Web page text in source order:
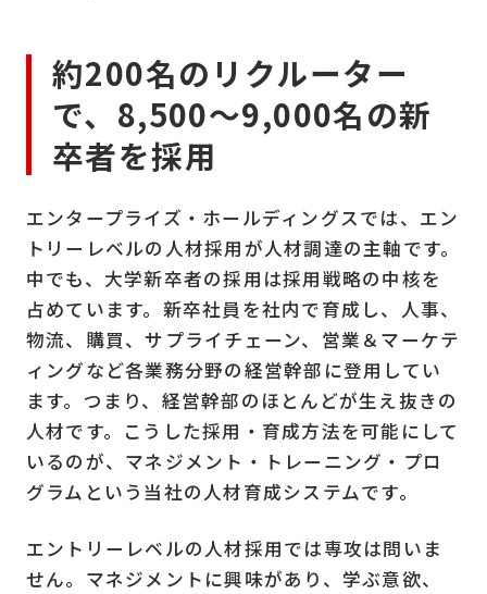
約200名のリクルーター
で、8,500～9,000名の新
卒者を採用
エンタープライズ・ホールディングスでは、エン
トリーレベルの人材採用が人材調達の主軸です。
中でも、大学新卒者の採用は採用戦略の中核を
占めています。新卒社員を社内で育成し、人事、
物流、購買、サプライチェーン、営業＆マーケテ
ィングなど各業務分野の経営幹部に登用してい
ます。つまり、経営幹部のほとんどが生え抜きの
人材です。こうした採用・育成方法を可能にして
いるのが、マネジメント・トレーニング・プロ
グラムという当社の人材育成システムです。
エントリーレベルの人材採用では専攻は問いま
せん。マネジメントに興味があり、学ぶ意欲、